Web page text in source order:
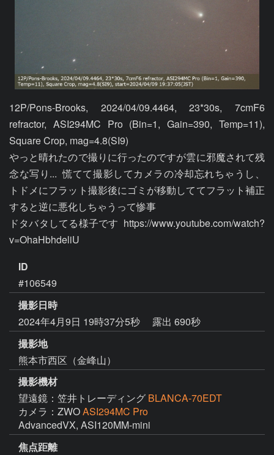
12P/Pons-Brooks, 2024/04/09.4464, 23*30s, 7cmF6
refractor, ASI294MC Pro (Bin=1, Gain=390, Temp=11),
Square Crop, mag=4.8(SI9)
やっと晴れたので撮りに行ったのですが雲に邪魔されて残
念な写り...  慌てて撮影してカメラの冷却忘れちゃうし、
トドメにフラット撮影後にゴミが移動しててフラット補正
すると逆に悪化しちゃうって惨事
ドタバタしてる様子です  https://www.youtube.com/watch?
v=OhaHbhdeliU
ID
#106549
撮影日時
2024年4月9日 19時37分5秒
露出 690秒
撮影地
熊本市西区（金峰山）
撮影機材
望遠鏡：笠井トレーディング BLANCA-70EDT
カメラ：ZWOASI294MC Pro
AdvancedVX, ASI120MM-mini
焦点距離